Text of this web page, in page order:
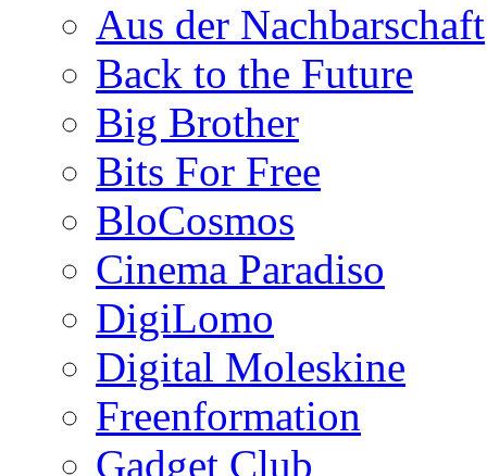
Aus der Nachbarschaft
Back to the Future
Big Brother
Bits For Free
BloCosmos
Cinema Paradiso
DigiLomo
Digital Moleskine
Freenformation
Gadget Club